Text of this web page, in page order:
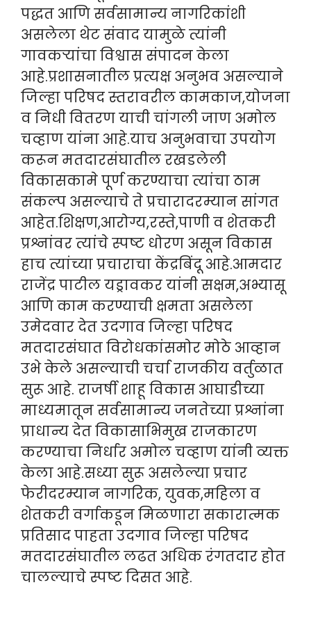
पद्धत आणि सर्वसामान्य नागरिकांशी
असलेला थेट संवाद यामुळे त्यांनी
गावकऱ्यांचा विश्वास संपादन केला
आहे.प्रशासनातील प्रत्यक्ष अनुभव असल्याने
जिल्हा परिषद स्तरावरील कामकाज,योजना
व निधी वितरण याची चांगली जाण अमोल
चव्हाण यांना आहे.याच अनुभवाचा उपयोग
करून मतदारसंघातील रखडलेली
विकासकामे पूर्ण करण्याचा त्यांचा ठाम
संकल्प असल्याचे ते प्रचारादरम्यान सांगत
आहेत.शिक्षण,आरोग्य,रस्ते,पाणी व शेतकरी
प्रश्नांवर त्यांचे स्पष्ट धोरण असून विकास
हाच त्यांच्या प्रचाराचा केंद्रबिंदू आहे.आमदार
राजेंद्र पाटील यड्रावकर यांनी सक्षम,अभ्यासू
आणि काम करण्याची क्षमता असलेला
उमेदवार देत उदगाव जिल्हा परिषद
मतदारसंघात विरोधकांसमोर मोठे आव्हान
उभे केले असल्याची चर्चा राजकीय वर्तुळात
सुरू आहे. राजर्षी शाहू विकास आघाडीच्या
माध्यमातून सर्वसामान्य जनतेच्या प्रश्नांना
प्राधान्य देत विकासाभिमुख राजकारण
करण्याचा निर्धार अमोल चव्हाण यांनी व्यक्त
केला आहे.सध्या सुरू असलेल्या प्रचार
फेरीदरम्यान नागरिक, युवक,महिला व
शेतकरी वर्गाकडून मिळणारा सकारात्मक
प्रतिसाद पाहता उदगाव जिल्हा परिषद
मतदारसंघातील लढत अधिक रंगतदार होत
चालल्याचे स्पष्ट दिसत आहे.